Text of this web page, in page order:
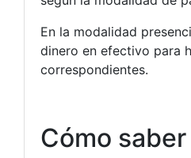
En la modalidad
dinero en efectivo para
correspondientes.
Cómo